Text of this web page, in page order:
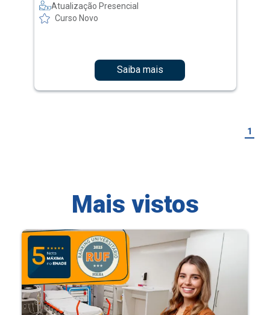
Atualização Presencial
Curso Novo
Saiba mais
1
Mais vistos